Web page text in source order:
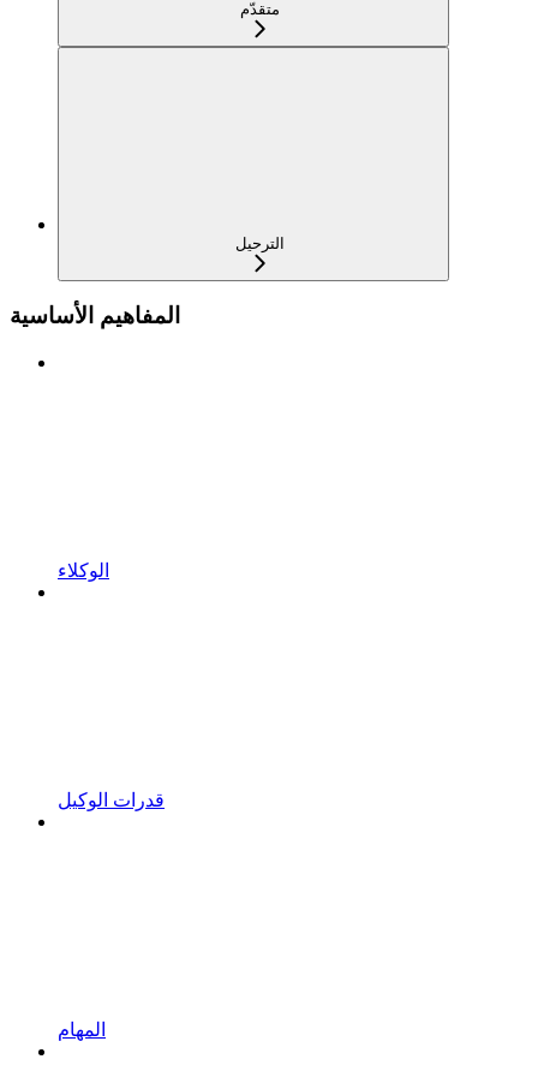
متقدّم
الترحيل
المفاهيم الأساسية
الوكلاء
قدرات الوكيل
المهام